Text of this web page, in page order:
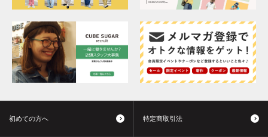
初めての方へ 特定商取引法